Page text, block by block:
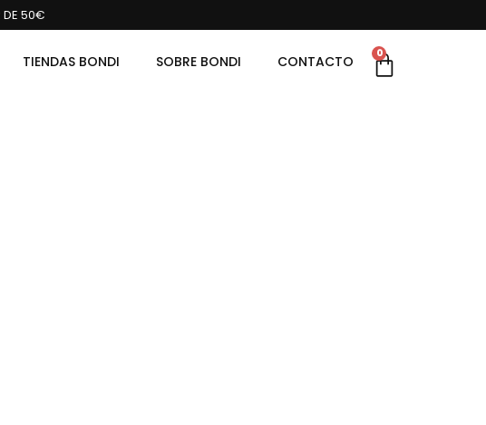
DE 50€
TIENDAS BONDI SOBRE BONDI CONTACTO 0